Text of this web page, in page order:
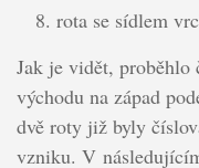
8. rota se sídlem
Jak je vidět, proběhlo
východu na západ
dvě roty již byly
vzniku. V